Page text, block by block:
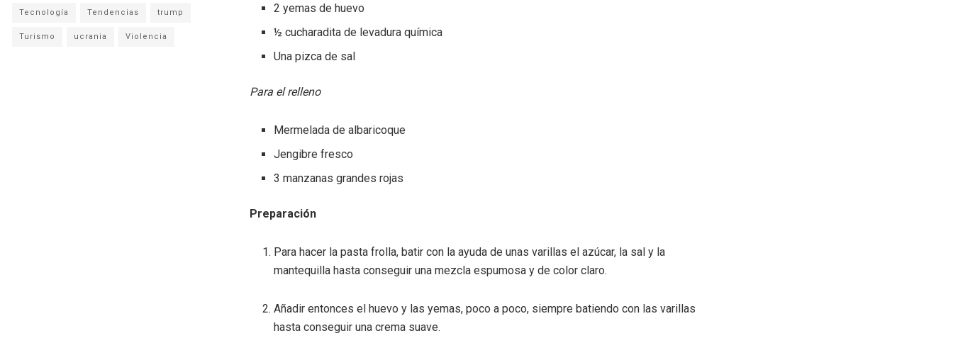
2 yemas de huevo
½ cucharadita de levadura química
Una pizca de sal
Para el relleno
Mermelada de albaricoque
Jengibre fresco
3 manzanas grandes rojas
Preparación
Para hacer la pasta frolla, batir con la ayuda de unas varillas el azúcar, la sal y la
mantequilla hasta conseguir una mezcla espumosa y de color claro.
Añadir entonces el huevo y las yemas, poco a poco, siempre batiendo con las varillas
hasta conseguir una crema suave.
Tecnología Tendencias trump
Turismo ucrania Violencia